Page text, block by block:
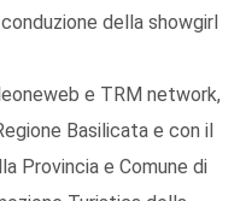
della showgirl
e TRM network,
Basilicata e con il
Provincia e Comune di